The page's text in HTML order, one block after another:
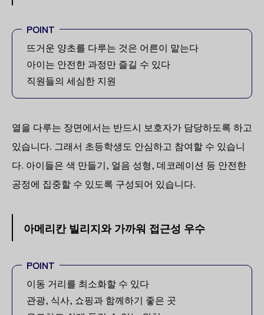
POINT
뜨거운 양초를 다루는 것은 어른이 맡는다
아이는 안전한 과정만 즐길 수 있다
직원들의 세심한 지원
열을 다루는 장면에서는 반드시 보호자가 담당하도록 하고
있습니다. 그래서 초등학생도 안심하고 참여할 수 있습니
다. 아이들은 색 만들기, 얼음 성형, 데코레이션 등 안전한
공정에 집중할 수 있도록 구성되어 있습니다.
아메리칸 빌리지와 가까워 접근성 우수
POINT
이동 거리를 최소화할 수 있다
관광, 식사, 쇼핑과 함께하기 좋은 곳